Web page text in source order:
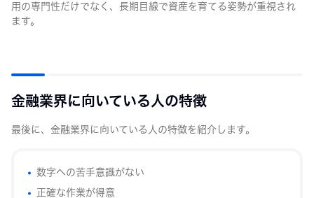
用の専門性だけでなく、長期目線で資産を育てる姿勢が重視され
ます。
金融業界に向いている人の特徴
最後に、金融業界に向いている人の特徴を紹介します。
数字への苦手意識がない
正確な作業が得意